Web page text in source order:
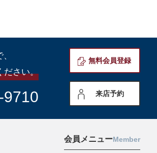
ださい。
9710
無料会員登録
来店予約
会員メニューMember